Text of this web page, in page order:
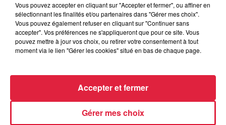
Le Mix de Nono #106
Le Mix de Nono
Le Mix de Nono #105
Vous pouvez accepter en cliquant sur "Accepter et fermer", ou affiner en
sélectionnant les finalités et/ou partenaires dans "Gérer mes choix".
Vous pouvez également refuser en cliquant sur "Continuer sans
accepter". Vos préférences ne s'appliqueront que pour ce site. Vous
pouvez mettre à jour vos choix, ou retirer votre consentement à tout
moment via le lien "Gérer les cookies" situé en bas de chaque page.
Gérer mes choix
Accepter et fermer